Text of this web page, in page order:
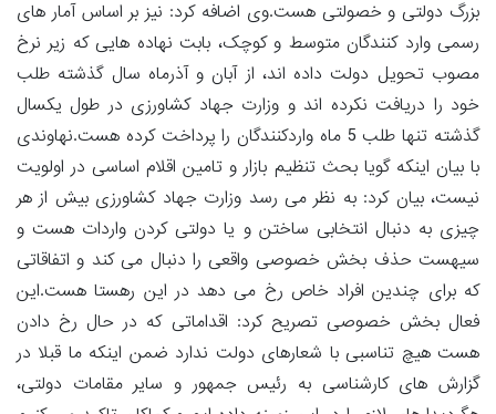
بزرگ دولتی و خصولتی هست.وی اضافه کرد: نیز بر اساس آمار های
رسمی وارد کنندگان متوسط و کوچک، بابت نهاده هایی که زیر نرخ
مصوب تحویل دولت داده اند، از آبان و آذرماه سال گذشته طلب
خود را دریافت نکرده اند و وزارت جهاد کشاورزی در طول یکسال
گذشته تنها طلب 5 ماه واردکنندگان را پرداخت کرده هست.نهاوندی
با بیان اینکه گویا بحث تنظیم بازار و تامین اقلام اساسی در اولویت
نیست، بیان کرد: به نظر می رسد وزارت جهاد کشاورزی بیش از هر
چیزی به دنبال انتخابی ساختن و یا دولتی کردن واردات هست و
سیهست حذف بخش خصوصی واقعی را دنبال می کند و اتفاقاتی
که برای چندین افراد خاص رخ می دهد در این رهستا هست.این
فعال بخش خصوصی تصریح کرد: اقداماتی که در حال رخ دادن
هست هیچ تناسبی با شعارهای دولت ندارد ضمن اینکه ما قبلا در
گزارش های کارشناسی به رئیس جمهور و سایر مقامات دولتی،